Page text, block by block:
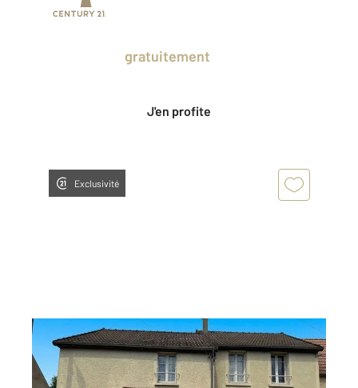
gratuitement
J'en profite
Exclusivité
NEUVY SUR LOIRE 58
112 m2, 5 pièces
Ref : 18922